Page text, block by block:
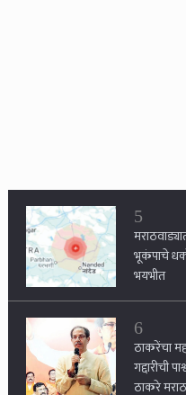
6
ठाकरेंचा
7
सिल्लोड